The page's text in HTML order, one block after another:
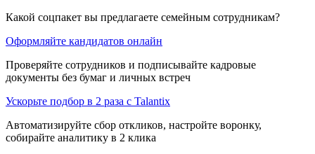
Какой соцпакет вы предлагаете семейным сотрудникам?
Оформляйте кандидатов онлайн
Проверяйте сотрудников и подписывайте кадровые
документы без бумаг и личных встреч
Ускорьте подбор в 2 раза с Talantix
Автоматизируйте сбор откликов, настройте воронку,
собирайте аналитику в 2 клика